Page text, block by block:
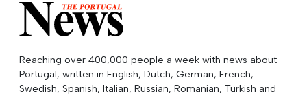
Reaching over 400,000 people a week with news about
Portugal, written in English, Dutch, German, French,
Swedish, Spanish, Italian, Russian, Romanian, Turkish and